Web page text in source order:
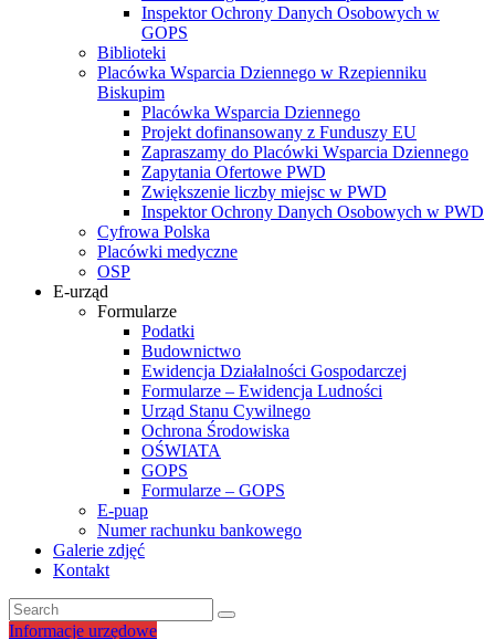
Inspektor Ochrony Danych Osobowych w
GOPS
Biblioteki
Placówka Wsparcia Dziennego w Rzepienniku
Biskupim
Placówka Wsparcia Dziennego
Projekt dofinansowany z Funduszy EU
Zapraszamy do Placówki Wsparcia Dziennego
Zapytania Ofertowe PWD
Zwiększenie liczby miejsc w PWD
Inspektor Ochrony Danych Osobowych w PWD
Cyfrowa Polska
Placówki medyczne
OSP
E-urząd
Formularze
Podatki
Budownictwo
Ewidencja Działalności Gospodarczej
Formularze – Ewidencja Ludności
Urząd Stanu Cywilnego
Ochrona Środowiska
OŚWIATA
GOPS
Formularze – GOPS
E-puap
Numer rachunku bankowego
Galerie zdjęć
Kontakt
Informacje urzędowe